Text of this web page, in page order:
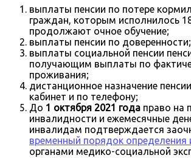
выплаты пенсии по потере
граждан, которым исполнилось
продолжают очное обучение;
выплаты пенсии по доверенности;
выплаты социальной пенсии
получающим выплаты по
проживания;
дистанционное назначение
кабинет и по телефону;
До 1 октября 2021 года право на
инвалидности и ежемесячные
инвалидам подтверждается
временный порядок определения
органами медико-социальной